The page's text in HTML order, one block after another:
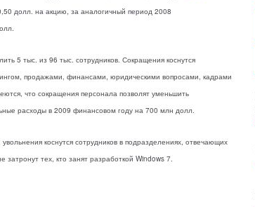
долл. на акцию, за аналогичный период 2008
5 тыс. из 96 тыс. сотрудников. Сокращения коснутся
продажами, финансами, юридическими вопросами, кадрами
что сокращения персонала позволят уменьшить
расходы в 2009 финансовом году на 700 млн долл.
коснутся сотрудников в подразделениях, отвечающих
тех, кто занят разработкой Windows 7.